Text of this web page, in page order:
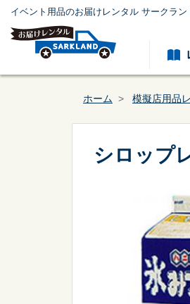
イベント用品のお届けレンタル サークラン
冷暖
ホーム 模擬店用品
シロップ